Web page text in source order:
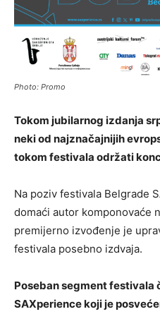
Photo: Promo
Tokom jubilarnog izdanja
neki od najznačajnijih
tokom festivala održati
Na poziv festivala Belgrade
domaći autor komponovaće
premijerno izvođenje je
festivala posebno izdvaja.
Poseban segment festivala
SAXperience koji je